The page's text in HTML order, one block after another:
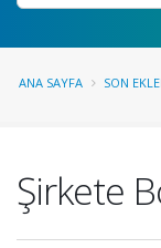
ANA SAYFA SON
Şirkete